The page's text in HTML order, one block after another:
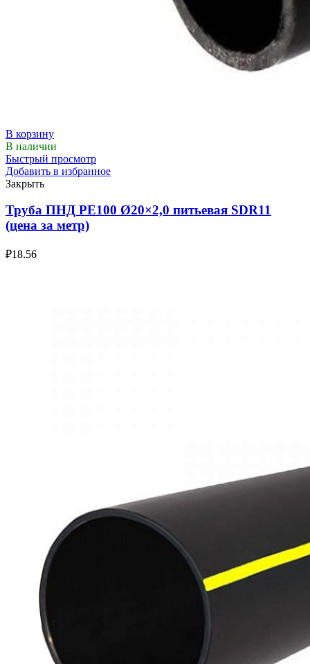
В корзину
В наличии
Быстрый просмотр
Добавить в избранное
Закрыть
Труба ПНД РЕ100 Ø20×2,0 питьевая SDR11
(цена за метр)
₽18.56